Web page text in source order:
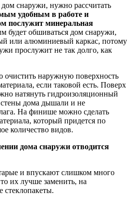
снаружи, нужно рассчитать
удобным в работе и
послужит минеральная
будет обшиваться дом снаружи,
или алюминиевый каркас, потому
прослужит не так долго, как
очистить наружную поверхность
если таковой есть. Поверх
натянуть гидроизоляционный
стены дома дышали и не
На финише можно сделать
который придется по
количество видов.
дома снаружи отводится
и впускают слишком много
их лучше заменить, на